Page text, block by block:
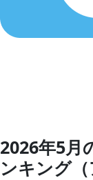
2026年5月
ンキング